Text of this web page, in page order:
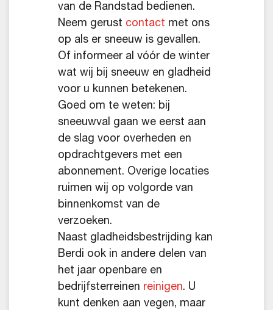
van de Randstad bedienen.
Neem gerust contact met ons
op als er sneeuw is gevallen.
Of informeer al vóór de winter
wat wij bij sneeuw en gladheid
voor u kunnen betekenen.
Goed om te weten: bij
sneeuwval gaan we eerst aan
de slag voor overheden en
opdrachtgevers met een
abonnement. Overige locaties
ruimen wij op volgorde van
binnenkomst van de
verzoeken.
Naast gladheidsbestrijding kan
Berdi ook in andere delen van
het jaar openbare en
bedrijfsterreinen reinigen. U
kunt denken aan vegen, maar